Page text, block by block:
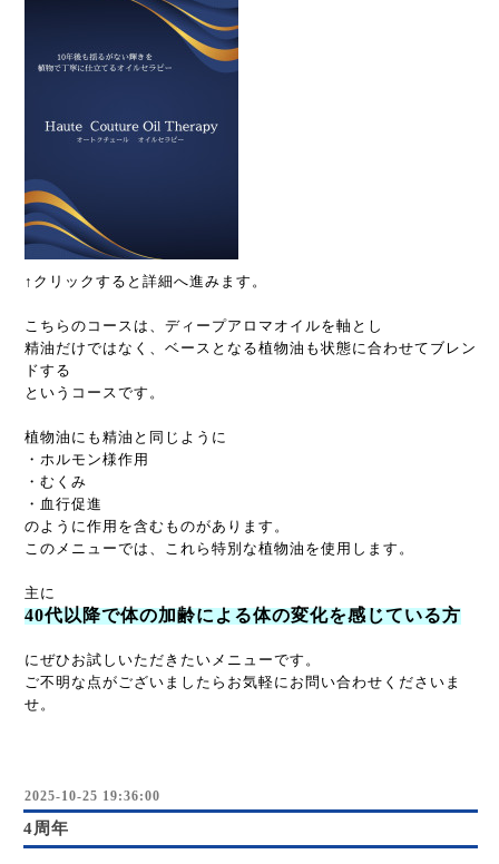
↑クリックすると詳細へ進みます。
こちらのコースは、ディープアロマオイルを軸とし
精油だけではなく、ベースとなる植物油も状態に合わせてブレン
ドする
というコースです。
植物油にも精油と同じように
・ホルモン様作用
・むくみ
・血行促進
のように作用を含むものがあります。
このメニューでは、これら特別な植物油を使用します。
主に
40代以降で体の加齢による体の変化を感じている方
にぜひお試しいただきたいメニューです。
ご不明な点がございましたらお気軽にお問い合わせくださいま
せ。
2025-10-25 19:36:00
4周年